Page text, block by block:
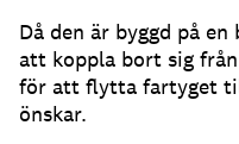
Då den är byggd på
att koppla bort sig
för att flytta fartyget
önskar.